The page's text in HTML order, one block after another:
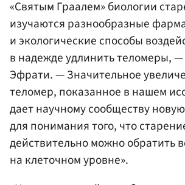
«Святым Граалем» биологии
изучаются разнообразные
и экологические способы
в надежде удлинить теломеры, —
Эфрати. — Значительное
теломер, показанное в нашем
дает научному сообществу
для понимания того, что
действительно можно обратить
на клеточном уровне».